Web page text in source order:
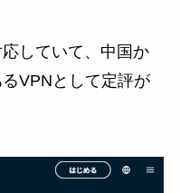
していて、中国か
VPNとして定評が